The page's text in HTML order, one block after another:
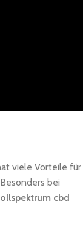
viele Vorteile für
bei
cbd